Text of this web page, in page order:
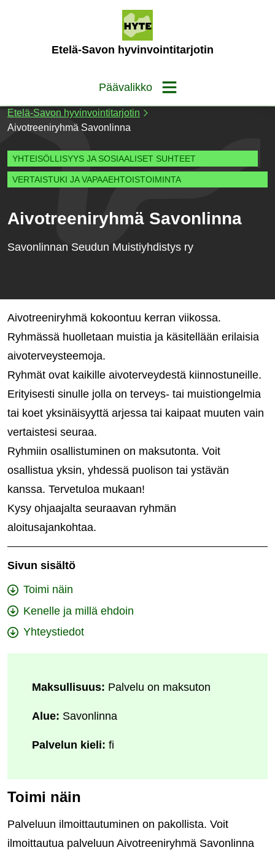
Etelä-Savon hyvinvointitarjotin
Päävalikko
Etelä-Savon hyvinvointitarjotin
Aivotreeniryhmä Savonlinna
YHTEISÖLLISYYS JA SOSIAALISET SUHTEET
VERTAISTUKI JA VAPAAEHTOISTOIMINTA
Aivotreeniryhmä Savonlinna
Savonlinnan Seudun Muistiyhdistys ry
Aivotreeniryhmä kokoontuu kerran viikossa.
Ryhmässä huolletaan muistia ja käsitellään erilaisia
aivoterveysteemoja.
Ryhmät ovat kaikille aivoterveydestä kiinnostuneille.
Erityisesti sinulle jolla on terveys- tai muistiongelmia
tai koet yksinäisyyttä arjessa tai kaipaat muuten vain
vertaistesi seuraa.
Ryhmiin osallistuminen on maksutonta. Voit
osallistua yksin, yhdessä puolison tai ystävän
kanssa. Tervetuloa mukaan!
Kysy ohjaajalta seuraavan ryhmän
aloitusajankohtaa.
Sivun sisältö
Toimi näin
Kenelle ja millä ehdoin
Yhteystiedot
Maksullisuus: Palvelu on maksuton
Alue: Savonlinna
Palvelun kieli: fi
Toimi näin
Palveluun ilmoittautuminen on pakollista. Voit
ilmoittautua palveluun Aivotreeniryhmä Savonlinna